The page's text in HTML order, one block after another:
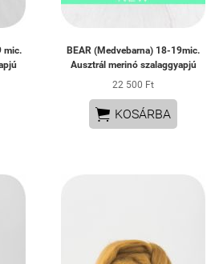
mic.
BEAR (Medvebarna) 18-19mic.
Ausztrál merinó szalaggyapjú
22 500 Ft
 KOSÁRBA